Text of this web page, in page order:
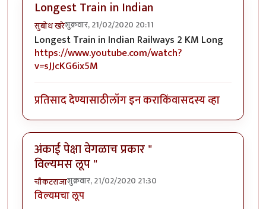
Longest Train in Indian
सुबोध खरेशुक्रवार, 21/02/2020 20:11
Longest Train in Indian Railways 2 KM Long
https://www.youtube.com/watch?
v=sJJcKG6ix5M
प्रतिसाद देण्यासाठीलॉग इन कराकिंवासदस्य व्हा
अंकाई पेक्षा वेगळाच प्रकार "
विल्यमस लूप "
चौकटराजाशुक्रवार, 21/02/2020 21:30
विल्यमचा लूप